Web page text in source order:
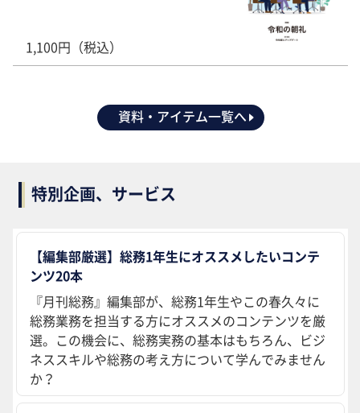
1,100円（税込）
資料・アイテム一覧へ
特別企画、サービス
【編集部厳選】総務1年生にオススメしたいコンテ
ンツ20本
『月刊総務』編集部が、総務1年生やこの春久々に
総務業務を担当する方にオススメのコンテンツを厳
選。この機会に、総務実務の基本はもちろん、ビジ
ネススキルや総務の考え方について学んでみません
か？